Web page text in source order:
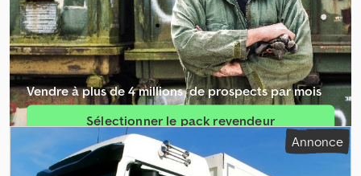
construction:2019 , Équipement:ABS, climatisation, filtre à
particules, hayon élévateur, programme électronique de
stabilité (ESP), système de navigation, * Système de parois
latérales pivotantes GSL sous le toit * Caisson certifié DEKRA
conformément à la norme VDI 2700 et à la norme DIN EN 12642,
code XL * Dimensions de l’espace de chargement : 8 180 x 2 460 x
2 150 mm * Plateau élévateur Bär de 2 000 kg * Coffre pour
transpalette * Suspension pneumatique intégrale * Essieu
élévateur * Blocage de différentiel * Attelage de remorque
encastré de 50 mm * Grande cabine avec toit surélevé * Système
Vendre à plus de 4 millions ­ de prospects par mois
Sélectionner le pack revendeur
Créer une annonce unique
Annonce